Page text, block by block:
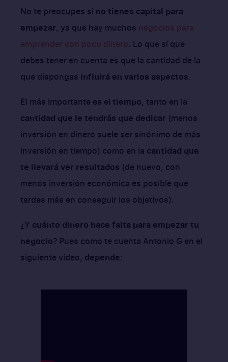
No te preocupes si no tienes capital para
empezar, ya que hay muchos negocios para
emprender con poco dinero. Lo que sí que
debes tener en cuenta es que la cantidad de la
que dispongas influirá en varios aspectos.
El más importante es el tiempo, tanto en la
cantidad que le tendrás que dedicar (menos
inversión en dinero suele ser sinónimo de más
inversión en tiempo) como en la cantidad que
te llevará ver resultados (de nuevo, con
menos inversión económica es posible que
tardes más en conseguir los objetivos).
¿Y cuánto dinero hace falta para empezar tu
negocio? Pues como te cuenta Antonio G en el
siguiente vídeo, depende: